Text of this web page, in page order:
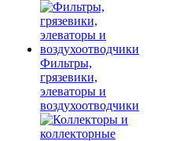
Фильтры,
грязевики,
элеваторы и
воздухоотводчики